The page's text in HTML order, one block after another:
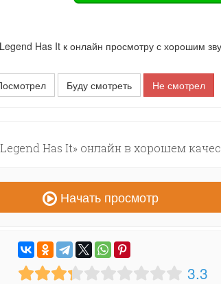
Has It к онлайн просмотру с хорошим
Буду смотреть Не смотрел
Has It» онлайн в хорошем
Начать просмотр
3.3